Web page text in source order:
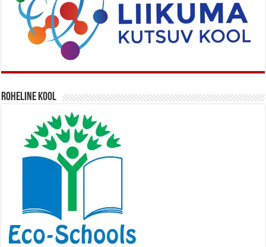
Roheline kool